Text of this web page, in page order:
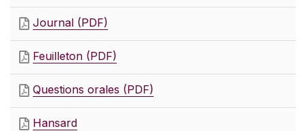
Journal (PDF)
Feuilleton (PDF)
Questions orales (PDF)
Hansard